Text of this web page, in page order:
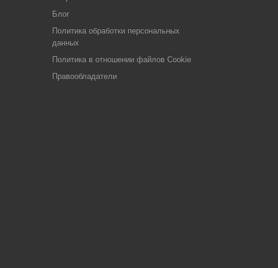
Блог
Политика обработки персональных
данных
Политика в отношении файлов Cookie
Правообладатели